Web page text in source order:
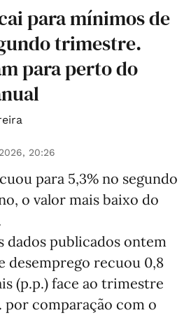
para mínimos de
trimestre.
para perto do
20:26
para 5,3% no segundo
o valor mais baixo do
dados publicados ontem
desemprego recuou 0,8
(p.p.) face ao trimestre
comparação com o